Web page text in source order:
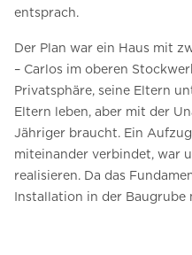
entsprach.
Der Plan war ein Haus mit
– Carlos im oberen
Privatsphäre, seine Eltern
Eltern leben, aber mit der
Jähriger braucht. Ein
miteinander verbindet, war
realisieren. Da das
Installation in der Baugrube